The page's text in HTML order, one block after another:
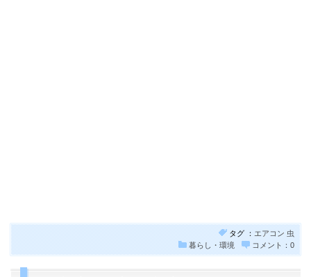
タグ ：エアコン 虫
暮らし・環境
コメント：0